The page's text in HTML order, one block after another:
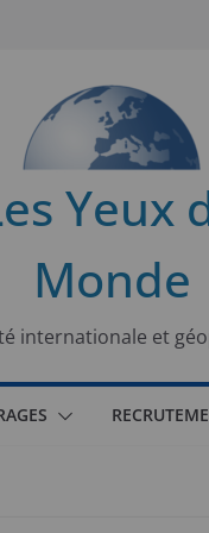
Yeux
Monde
internationale et